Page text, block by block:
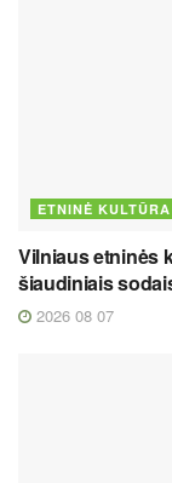
ETNINĖ KULTŪRA
Vilniaus etninės
šiaudiniais
2026 08 07